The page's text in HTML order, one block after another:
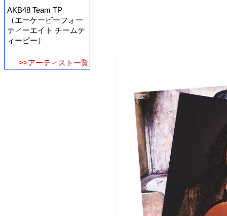
AKB48 Team TP
（エーケービーフォー
ティーエイト チームテ
ィーピー）
>>アーティスト一覧